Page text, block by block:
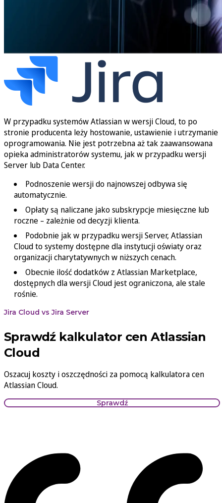
W przypadku systemów Atlassian w wersji Cloud, to po
stronie producenta leży hostowanie, ustawienie i utrzymanie
oprogramowania. Nie jest potrzebna aż tak zaawansowana
opieka administratorów systemu, jak w przypadku wersji
Server lub Data Center.
Podnoszenie wersji do najnowszej odbywa się
automatycznie.
Opłaty są naliczane jako subskrypcje miesięczne lub
roczne – zależnie od decyzji klienta.
Podobnie jak w przypadku wersji Server, Atlassian
Cloud to systemy dostępne dla instytucji oświaty oraz
organizacji charytatywnych w niższych cenach.
Obecnie ilość dodatków z Atlassian Marketplace,
dostępnych dla wersji Cloud jest ograniczona, ale stale
rośnie.
Jira Cloud vs Jira Server
Sprawdź kalkulator cen Atlassian
Cloud
Oszacuj koszty i oszczędności za pomocą kalkulatora cen
Atlassian Cloud.
Sprawdź